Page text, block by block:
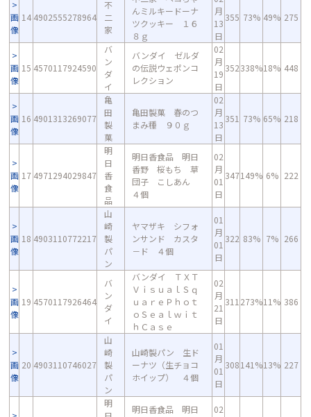
画
像
14 4902555278964
不
二
家
んミルキードーナ
ツクッキー １６
８ｇ
月
13
日
355 73% 49% 275
画
像
15 4570117924590
バ
ン
ダ
イ
バンダイ ゼルダ
の伝説ウェポンコ
レクション
02
月
19
日
352338%18% 448
画
像
16 4901313269077
亀
田
製
菓
亀田製菓 春のつ
まみ種 ９０ｇ
02
月
13
日
351 73% 65% 218
画
像
17 4971294029847
明
日
香
食
品
明日香食品 明日
香野 桜もち 草
団子 こしあん
４個
02
月
01
日
347149% 6% 222
画
像
18 4903110772217
山
崎
製
パ
ン
ヤマザキ シフォ
ンサンド カスタ
－ド ４個
01
月
01
日
322 83% 7% 266
画
像
19 4570117926464
バ
ン
ダ
イ
バンダイ ＴＸＴ
ＶｉｓｕａｌＳｑ
ｕａｒｅＰｈｏｔ
ｏＳｅａｌｗｉｔ
ｈＣａｓｅ
02
月
21
日
311 273%11% 386
画
像
20 4903110746027
山
崎
製
パ
ン
山崎製パン 生ド
ーナツ（生チョコ
ホイップ） ４個
01
月
01
日
308141%13% 227
明
明日香食品 明日
02